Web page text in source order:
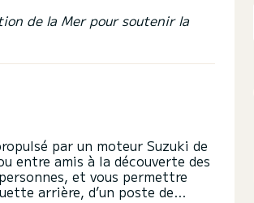
de la Mer pour soutenir la
par un moteur Suzuki de
entre amis à la découverte des
et vous permettre
arrière, d’un poste de